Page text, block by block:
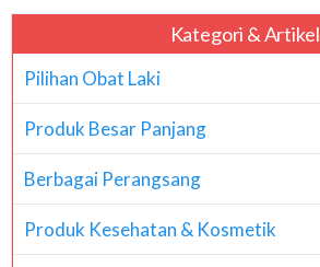
Kategori & Artikel
Pilihan Obat Laki
Produk Besar Panjang
Berbagai Perangsang
Produk Kesehatan & Kosmetik